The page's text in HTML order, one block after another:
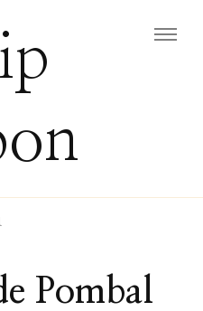
Pombal